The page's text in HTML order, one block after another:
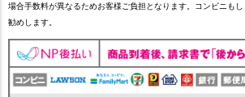
場合手数料が異なるためお客様ご負担となります。コンビニも
勧めします。